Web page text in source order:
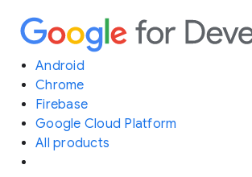
Android
Chrome
Firebase
Google Cloud Platform
All products